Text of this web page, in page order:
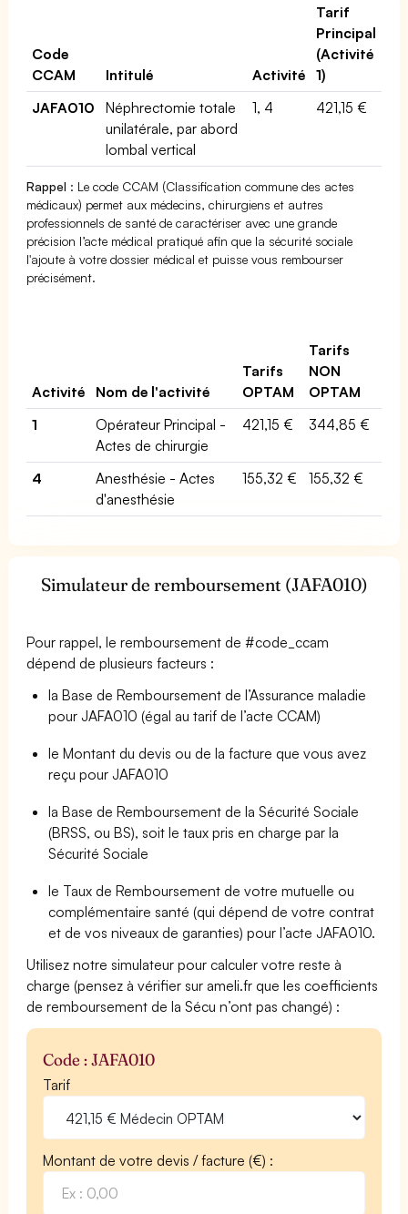
Code
CCAM
Intitulé Activité
Tarif
Principal
(Activité
1)
JAFA010
Néphrectomie totale
unilatérale, par abord
lombal vertical
1, 4 421,15 €
Rappel : Le code CCAM (Classification commune des actes
médicaux) permet aux médecins, chirurgiens et autres
professionnels de santé de caractériser avec une grande
précision l’acte médical pratiqué afin que la sécurité sociale
l'ajoute à votre dossier médical et puisse vous rembourser
précisément.
Activité Nom de l'activité
Tarifs
OPTAM
Tarifs
NON
OPTAM
1
Opérateur Principal -
Actes de chirurgie
421,15 € 344,85 €
4
Anesthésie - Actes
d'anesthésie
155,32 € 155,32 €
Simulateur de remboursement (JAFA010)
Pour rappel, le remboursement de #code_ccam
dépend de plusieurs facteurs :
la Base de Remboursement de l’Assurance maladie
pour JAFA010 (égal au tarif de l’acte CCAM)
le Montant du devis ou de la facture que vous avez
reçu pour JAFA010
la Base de Remboursement de la Sécurité Sociale
(BRSS, ou BS), soit le taux pris en charge par la
Sécurité Sociale
le Taux de Remboursement de votre mutuelle ou
complémentaire santé (qui dépend de votre contrat
et de vos niveaux de garanties) pour l’acte JAFA010.
Utilisez notre simulateur pour calculer votre reste à
charge (pensez à vérifier sur ameli.fr que les coefficients
de remboursement de la Sécu n’ont pas changé) :
Code : JAFA010
Tarif
Montant de votre devis / facture (€) :